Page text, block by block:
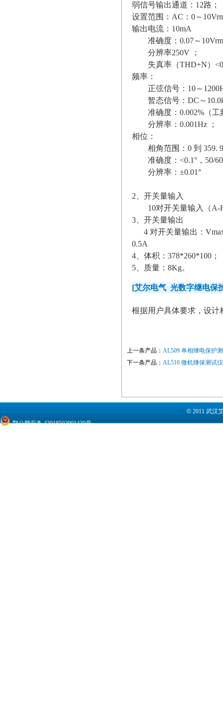
弱信号输出通道： 12路；
设置范围： AC ： 0～
输出电流： 10mA
准确度： 0.07～
分辨率250V
；
失真率（THD+N）
频率：
正弦信号： 10～
暂态信号： DC ～
准确度： 0.002% （
分辨率： 0.001Hz
；
相位：
相角范围： 0 到 359. 9
准确度： <0.1°， 50/
分辨率：±0.01°
2 、开关量输入
10对开关量输入（A-
3 、开关量输出
4 对开关量输出：
0.5A
4 、体积： 378*260*100 ；
5 、质量： 8Kg。
[艾尔电气 光数字继电保
根据用户具体要求，设计
上一条产品： AL509 单相继电保护
下一条产品： AL510 微机继保测试
© 2011 武汉
鄂公网安备 42018502001430号